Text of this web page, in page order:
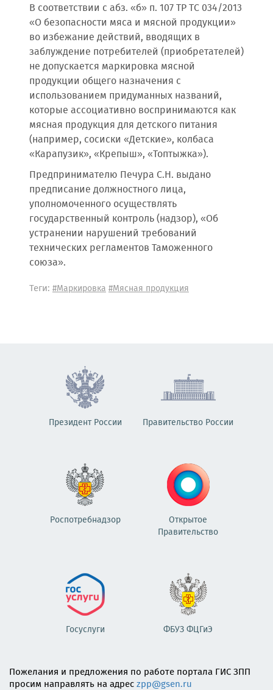
В соответствии с абз. «б» п. 107 ТР ТС 034/2013
«О безопасности мяса и мясной продукции»
во избежание действий, вводящих в
заблуждение потребителей (приобретателей)
не допускается маркировка мясной
продукции общего назначения с
использованием придуманных названий,
которые ассоциативно воспринимаются как
мясная продукция для детского питания
(например, сосиски «Детские», колбаса
«Карапузик», «Крепыш», «Топтыжка»).
Предпринимателю Печура С.Н. выдано
предписание должностного лица,
уполномоченного осуществлять
государственный контроль (надзор), «Об
устранении нарушений требований
технических регламентов Таможенного
союза».
Теги: #Маркировка#Мясная продукция
Президент России Правительство России
Роспотребнадзор
Открытое
Правительство
Госуслуги ФБУЗ ФЦГиЭ
Пожелания и предложения по работе портала ГИС ЗПП
просим направлять на адресzpp@gsen.ru